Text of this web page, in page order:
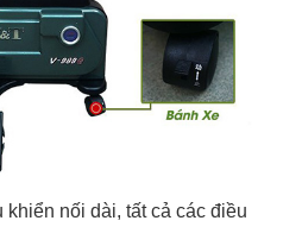
khiển nối dài, tất cả các điều